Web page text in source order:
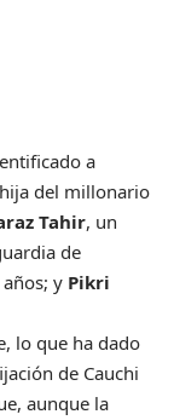
a
del millonario
Tahir, un
de
y Pikri
lo que ha dado
de Cauchi
aunque la